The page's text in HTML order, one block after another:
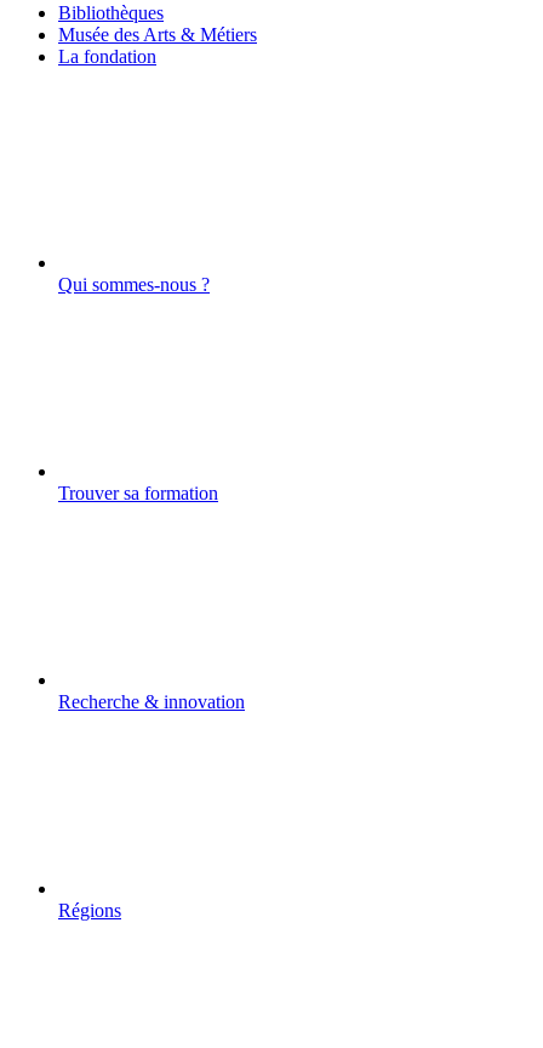
Bibliothèques
Musée des Arts & Métiers
La fondation
Qui sommes-nous ?
Trouver sa formation
Recherche & innovation
Régions